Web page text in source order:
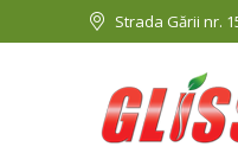
Strada Gării nr.